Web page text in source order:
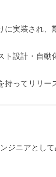
実装され、
設計・自動
ってリリー
ジニアとし